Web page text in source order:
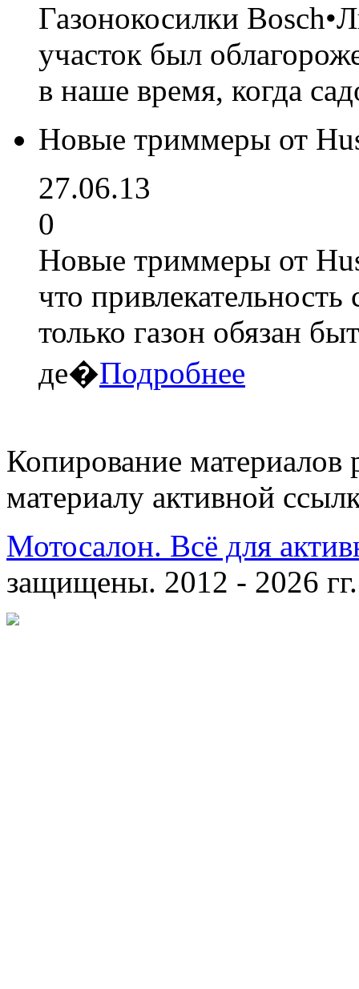
Газонокосилки
участок был
в наше время, когда
Новые триммеры от
27.06.13
0
Новые триммеры от
что привлекательность
только газон обязан
де�Подробнее
Копирование материалов
материалу активной
Мотосалон. Всё для
защищены. 2012 - 2026 гг.